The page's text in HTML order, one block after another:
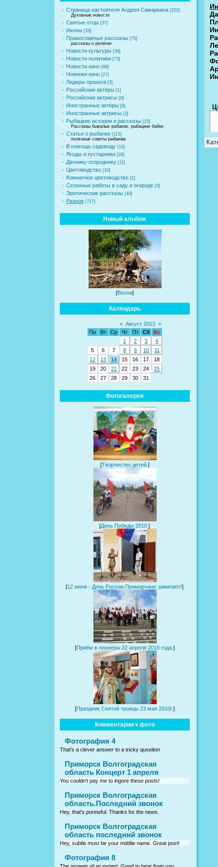
Страница настоятеля Андрея Самаркина [202]
Духовные новости
Святые отцы [37]
Иконы [33]
Православные рассказы [75]
рассказы о религии
Новости культуры [39]
Новости политики [73]
Новости кино [89]
Новинки кино [27]
Лидеры проката [3]
Российские актёры [1]
Российские актрисы [0]
Иностранные актёры [6]
Иностранные актрисы [3]
Рыбацкие истории и рассказы [15]
Рассказы бывалых рабаков, рыбацкие байки
Статьи о рыбалке [113]
полезные советы рыбакам
В помощь садоводу [10]
Ягоды и кустарники [28]
Дачнику-огороднику [11]
Цветоводство [10]
Комнатное цветоводство [1]
Сезонные работы в саду и огороде [3]
Эротические рассказы [40]
Разное [717]
Новый альбом
[Весна]
Календарь
« Август 2013 »
Пн
Вт Ср Чт Пт Сб
Вс
1
2 3
4
5
6 7 8 9 10
11
12
13 14 15 16 17
18
19
20 21 22 23 24
25
26
27 28 29 30 31
Фотогалерея
[Творчество детей. ]
[День Победы 2010.]
[12 июня - День России.Приморчане зажигают!]
[Приём в пионеры 22 апреля 2010 года. ]
[Праздник Святой троицы 23 мая 2010г.]
Комментарии к фото
Фотография 4
That's a clever answer to a tricky quseiton
Приморск Волгоградская
область Концерт 1 апреля
You couldn't pay me to ingore these posts!
Приморск Волгоградская
область.Последний звонок
Hey, that's porewful. Thanks for the news.
Приморск Волгоградская
область последний звонок
Hey, subtle must be your mddlie name. Great post!
Фотография 8